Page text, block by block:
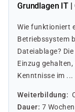
Grundlagen IT |
Wie funktioniert
Betriebssystem
Dateiablage?
Einzug
Kenntnisse im ...
Weiterbildung
Dauer 7 Wochen